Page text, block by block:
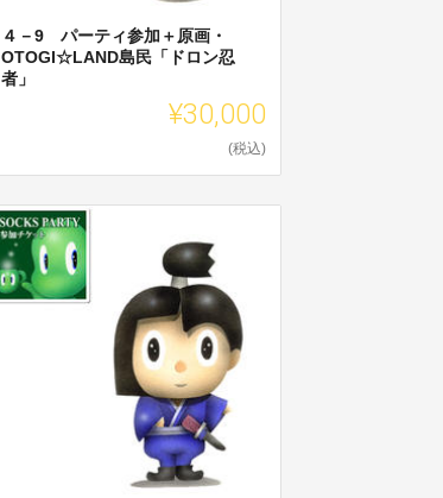
４－9 パーティ参加＋原画・
OTOGI☆LAND島民「ドロン忍
者」
¥30,000
(税込)